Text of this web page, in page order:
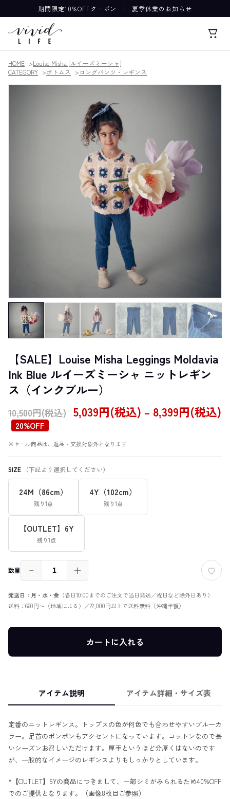
期間限定10%OFFクーポン |夏季休業のお知らせ
HOME
Louise Misha [ルイーズミーシャ]
CATEGORY
ボトムス ロングパンツ・レギンス
【SALE】Louise Misha Leggings Moldavia
Ink Blue ルイーズミーシャ ニットレギン
ス（インクブルー）
10,500円(税込) 5,039円(税込) – 8,399円(税込)
20%OFF
※セール商品は、返品・交換対象外となります
SIZE （下記より選択してください）
24M（86cm）
残り1点
4Y（102cm）
残り1点
【OUTLET】6Y
残り1点
数量 － ＋
発送日：月・水・金 （各日10:00までのご注文で当日発送／祝日など除外日あり）
送料：660円〜（地域による）／22,000円以上で送料無料（沖縄半額）
カートに入れる
アイテム説明 アイテム詳細・サイズ表
定番のニットレギンス。トップスの色が何色でも合わせやすいブルーカ
ラー。足首のポンポンもアクセントになっています。コットンなので長
いシーズンお召しいただけます。厚手というほど分厚くはないのです
が、一般的なイメージのレギンスよりもしっかりとしています。
*【OUTLET】6Yの商品につきまして、一部シミがみられるため40%OFF
でのご提供となります。（画像8枚目ご参照）